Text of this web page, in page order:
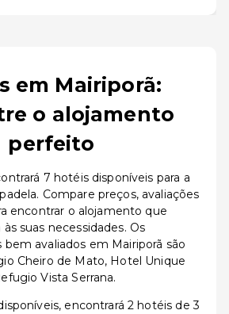
em Mairiporã:
o alojamento
perfeito
7 hotéis disponíveis para a
Compare preços, avaliações
encontrar o alojamento que
suas necessidades. Os
avaliados em Mairiporã são
Cheiro de Mato, Hotel Unique
Vista Serrana.
encontrará 2 hotéis de 3